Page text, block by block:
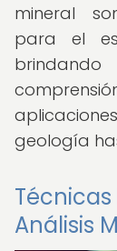
mineral
para el
geología
Análisis